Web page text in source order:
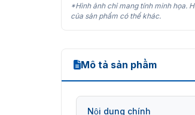
*Hình ảnh chỉ mang tính minh họa.
của sản phẩm có thể khác.
Mô tả sản phẩm
Nội dung chính